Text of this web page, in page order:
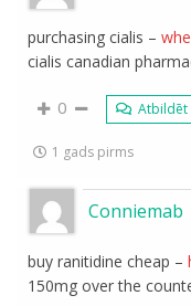
purchasing cialis –
cialis canadian
0 Atbildēt
1 gads pirms
Conniemab
buy ranitidine cheap –
150mg over the